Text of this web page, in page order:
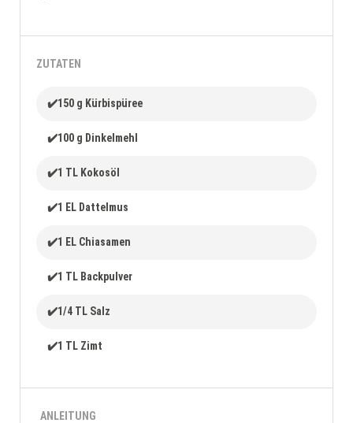
ZUTATEN
✔️150 g Kürbispüree
✔️100 g Dinkelmehl
✔️1 TL Kokosöl
✔️1 EL Dattelmus
✔️1 EL Chiasamen
✔️1 TL Backpulver
✔️1/4 TL Salz
✔️1 TL Zimt
ANLEITUNG